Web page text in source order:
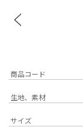
商品コード
生地、素材
サイズ